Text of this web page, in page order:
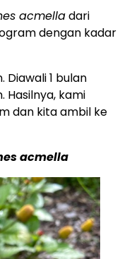
acmelladari
dengan kadar
Diawali 1 bulan
Hasilnya, kami
dan kita ambil ke
acmella